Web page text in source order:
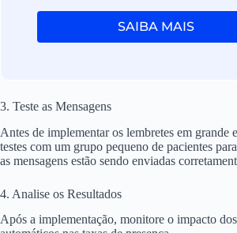
SAIBA MAIS
3. Teste as Mensagens
Antes de implementar os lembretes em grande
testes com um grupo pequeno de pacientes
as mensagens estão sendo enviadas
4. Analise os Resultados
Após a implementação, monitore o impacto